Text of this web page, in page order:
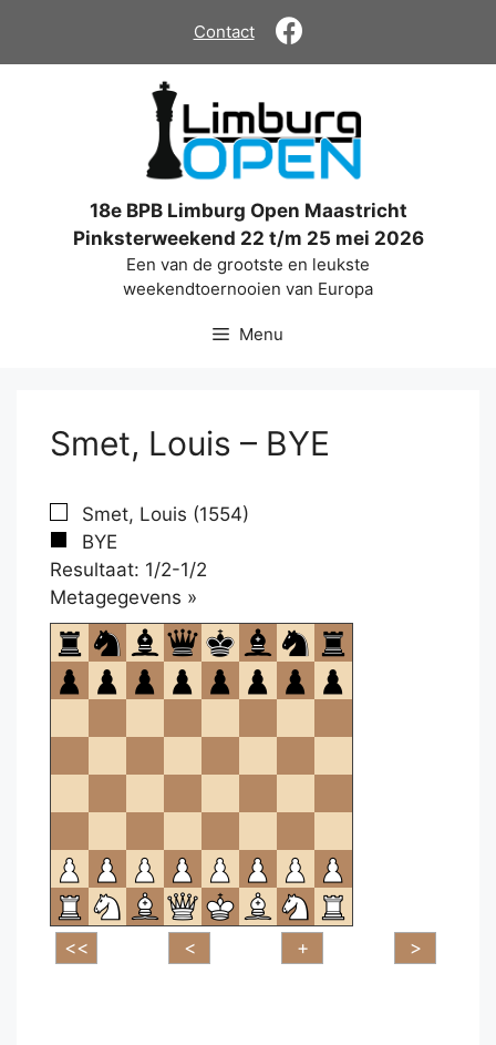
de
Contact
18e BPB Limburg Open Maastricht
Pinksterweekend 22 t/m 25 mei 2026
Een van de grootste en leukste
weekendtoernooien van Europa
Menu
Smet, Louis – BYE
Smet, Louis (1554)
BYE
Resultaat: 1/2-1/2
Metagegevens »
om
te
openen.